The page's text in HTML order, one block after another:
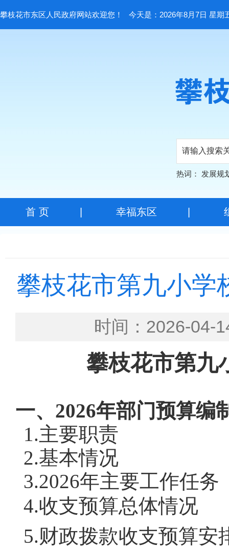
攀枝花市东区人民政府网站欢迎您！ 今天是：2026年8月7日 星期
热词： 发展规
首 页| 幸福东区
攀枝花市第九小学
时间：2026-
攀枝花市第九
一、 2026年部门预算编
1.主要职责
2.基本情况
3.2026年主要工作任务
4.收支预算总体情况
5.财政拨款收支预算安